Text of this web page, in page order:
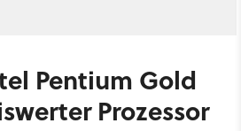
Pentium Gold
Prozessor